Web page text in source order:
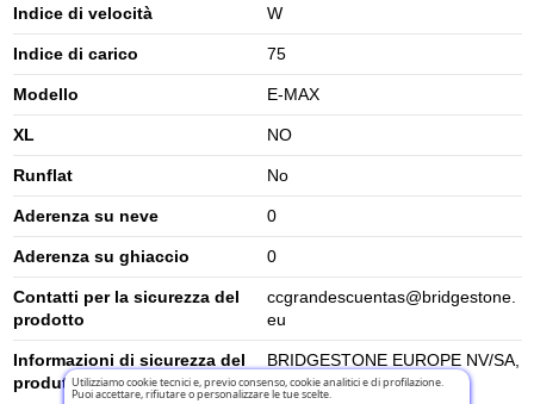
Indice di velocità W
Indice di carico 75
Modello E-MAX
XL NO
Runflat No
Aderenza su neve 0
Aderenza su ghiaccio 0
Contatti per la sicurezza del
prodotto
ccgrandescuentas@bridgestone.
eu
Informazioni di sicurezza del
produttore
BRIDGESTONE EUROPE NV/SA,
DAVINCILAAN 1 1930
Utilizziamo cookie tecnici e, previo consenso, cookie analitici e di profilazione.
Puoi accettare, rifiutare o personalizzare le tue scelte.